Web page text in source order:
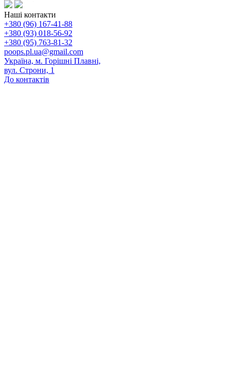
Наші контакти
+380 (96) 167-41-88
+380 (93) 018-56-92
+380 (95) 763-81-32
poops.pl.ua@gmail.com
Україна, м. Горішні Плавні,
вул. Строни, 1
До контактів